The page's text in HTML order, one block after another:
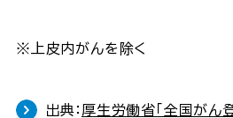
※上皮内がんを除く
出典： 厚生労働省「全国がん